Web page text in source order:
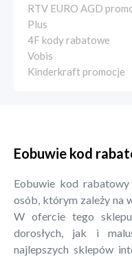
RTV EURO AGD
Plus
4F kody rabatowe
Vobis
Kinderkraft promocje
Eobuwie kod
Eobuwie kod
osób, którym zależy na
W ofercie tego
dorosłych, jak i
najlepszych sklepów